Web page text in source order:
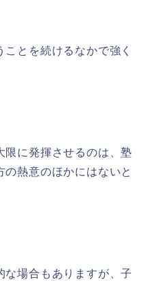
とを続けるなかで強く
限に発揮させるのは、塾
熱意のほかにはないと
な場合もありますが、子